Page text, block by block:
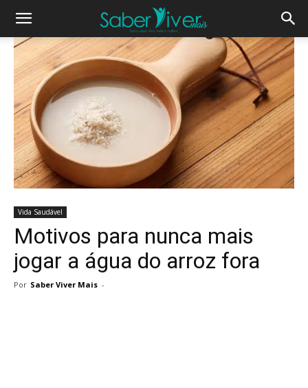
Vida Saudável
Motivos para nunca mais
jogar a água do arroz fora
Por Saber Viver Mais -